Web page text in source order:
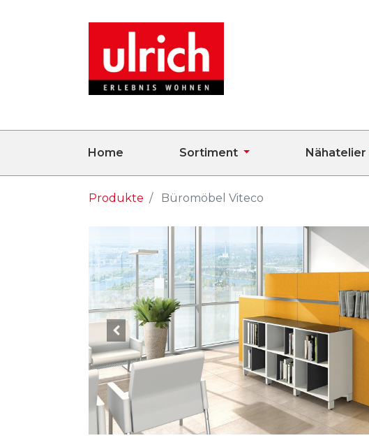
Home Sortiment Nähatelier
Produkte Büromöbel Viteco